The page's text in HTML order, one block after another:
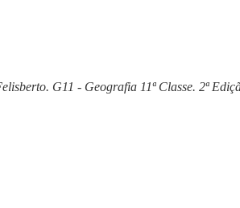
G11 - Geografia 11ª Classe. 2ª